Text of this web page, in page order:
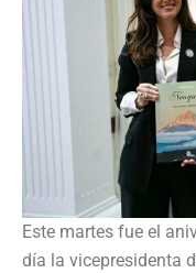
Este martes fue el
día la vicepresidenta